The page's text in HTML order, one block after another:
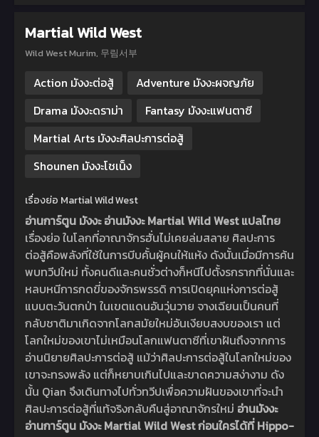
Martial Wild West
Wild West Murim, 무림서부
Action มังงะต่อสู้
Adventure มังงะผจญภัย
Drama มังงะดราม่า
Fantasy มังงะแฟนตาซี
Martial Arts มังงะศิลปะการต่อสู้
Shounen มังงะโชเน็ง
เรื่องย่อ Martial Wild West
อ่านการ์ตูน มังงะ อ่านมังงะ Martial Wild West แปลไทย
เรื่องย่อ ในโลกที่อาณาจักรฮั่นไม่เคยล่มสลาย ศิลปะการ
ต่อสู้คือพลังที่ใช้ในการบีบคั้นผู้คนให้แห้ง ดังนั้นเมื่อมีการค้น
พบทวีปใหม่ ทั้งคนดีและคนชั่วต่างก็หนีไปตั้งรกรากที่นั่นและ
หลบหนีการกดขี่ของจักรพรรดิ การเปิดยุคแห่งการต่อสู้
แบบตะวันตกป่า ในเขตแดนอันวุ่นวาย จางเฉียนเป็นคนที่
กลับชาติมาเกิดจากโลกสมัยใหม่อันเงียบสงบของเรา แต่
โลกใหม่ของเขาไม่เหมือนโลกแฟนตาซีที่เขาฝันถึงจากการ
อ่านนิยายศิลปะการต่อสู้ แม้ว่าศิลปะการต่อสู้ในโลกใหม่ของ
เขาจะทรงพลัง แต่ก็หยาบเกินไปและขาดความสง่างาม ดัง
นั้น Qian จึงเดินทางไปทั่วทวีปเพื่อความฝันของเขาที่จะนำ
ศิลปะการต่อสู้ที่แท้จริงกลับคืนสู่อาณาจักรใหม่ อ่านมังงะ
อ่านการ์ตูน มังงะ Martial Wild West ก่อนใครได้ที่ Hippo-